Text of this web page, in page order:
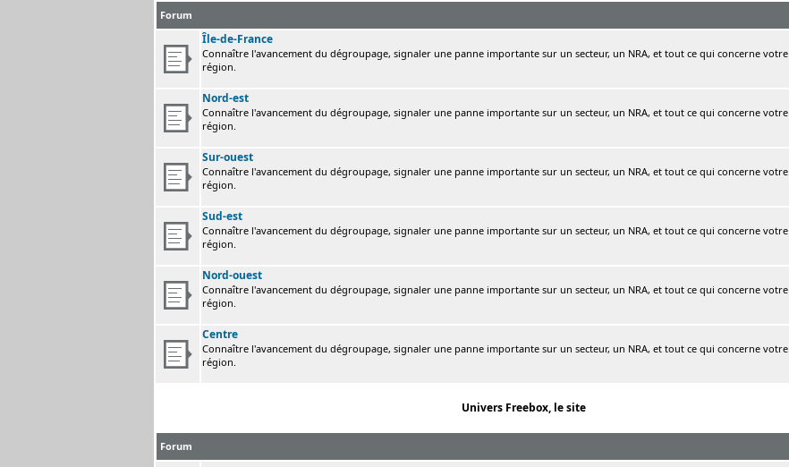
Forum
Île-de-France
Connaître l'avancement du dégroupage, signaler une panne importante sur un secteur, un NRA, et tout ce qui concerne votre
région.
Nord-est
Connaître l'avancement du dégroupage, signaler une panne importante sur un secteur, un NRA, et tout ce qui concerne votre
région.
Sur-ouest
Connaître l'avancement du dégroupage, signaler une panne importante sur un secteur, un NRA, et tout ce qui concerne votre
région.
Sud-est
Connaître l'avancement du dégroupage, signaler une panne importante sur un secteur, un NRA, et tout ce qui concerne votre
région.
Nord-ouest
Connaître l'avancement du dégroupage, signaler une panne importante sur un secteur, un NRA, et tout ce qui concerne votre
région.
Centre
Connaître l'avancement du dégroupage, signaler une panne importante sur un secteur, un NRA, et tout ce qui concerne votre
région.
Univers Freebox, le site
Forum